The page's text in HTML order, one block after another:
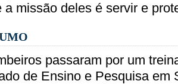
a missão deles é servir e
passaram por um
de Ensino e Pesquisa em